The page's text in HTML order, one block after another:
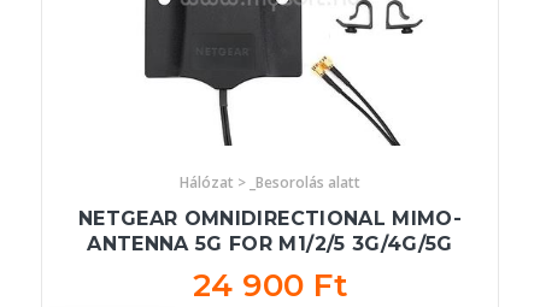
Hálózat > _Besorolás alatt
NETGEAR OMNIDIRECTIONAL MIMO-
ANTENNA 5G FOR M1/2/5 3G/4G/5G
24 900 Ft